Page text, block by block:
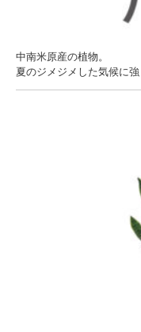
中南米原産の植物。
夏のジメジメした気候に